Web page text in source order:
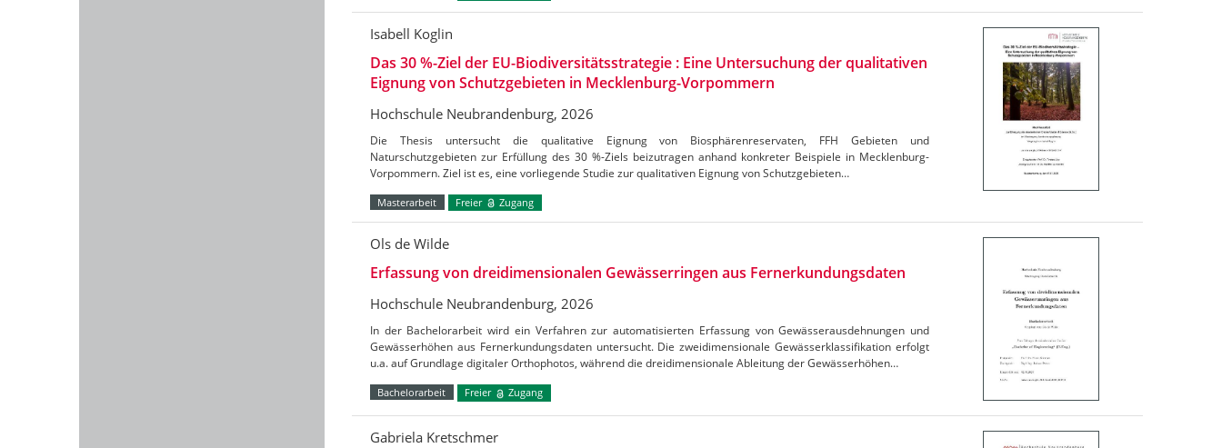
Isabell Koglin
Das 30 %-Ziel der EU-Biodiversitätsstrategie : Eine Untersuchung der qualitativen
Eignung von Schutzgebieten in Mecklenburg-Vorpommern
Hochschule Neubrandenburg, 2026
Die Thesis untersucht die qualitative Eignung von Biosphärenreservaten, FFH Gebieten und
Naturschutzgebieten zur Erfüllung des 30 %-Ziels beizutragen anhand konkreter Beispiele in Mecklenburg-
Vorpommern. Ziel ist es, eine vorliegende Studie zur qualitativen Eignung von Schutzgebieten…
Masterarbeit Freier Zugang
Ols de Wilde
Erfassung von dreidimensionalen Gewässerringen aus Fernerkundungsdaten
Hochschule Neubrandenburg, 2026
In der Bachelorarbeit wird ein Verfahren zur automatisierten Erfassung von Gewässerausdehnungen und
Gewässerhöhen aus Fernerkundungsdaten untersucht. Die zweidimensionale Gewässerklassifikation erfolgt
u.a. auf Grundlage digitaler Orthophotos, während die dreidimensionale Ableitung der Gewässerhöhen…
Bachelorarbeit Freier Zugang
Gabriela Kretschmer